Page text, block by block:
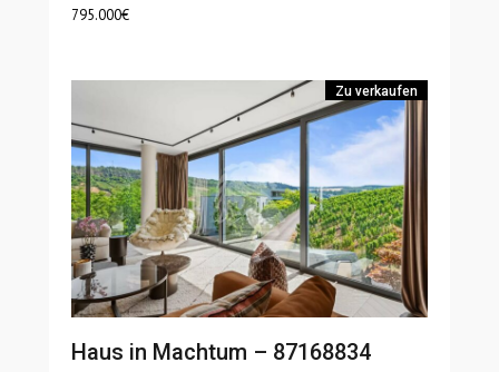
795.000€
Zu verkaufen
Haus in Machtum – 87168834